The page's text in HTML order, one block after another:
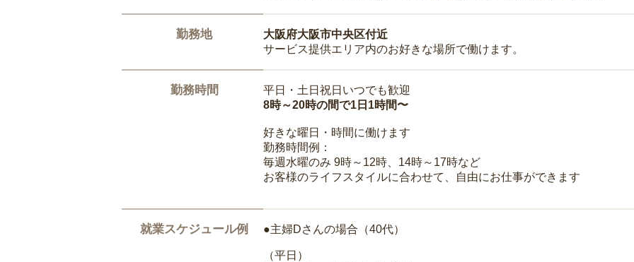
勤務地
大阪府大阪市中央区付近
サービス提供エリア内のお好きな場所で働けます。
勤務時間
平日・土日祝日いつでも歓迎
8時～20時の間で1日1時間〜
好きな曜日・時間に働けます
勤務時間例：
毎週水曜のみ 9時～12時、14時～17時など
お客様のライフスタイルに合わせて、自由にお仕事ができます
就業スケジュール例 ●主婦Dさんの場合（40代）
（平日）